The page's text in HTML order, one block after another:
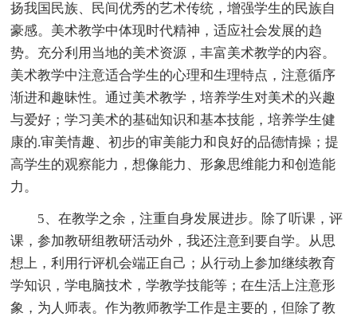
扬我国民族、民间优秀的艺术传统，增强学生的民族自
豪感。美术教学中体现时代精神，适应社会发展的趋
势。充分利用当地的美术资源，丰富美术教学的内容。
美术教学中注意适合学生的心理和生理特点，注意循序
渐进和趣昧性。通过美术教学，培养学生对美术的兴趣
与爱好；学习美术的基础知识和基本技能，培养学生健
康的.审美情趣、初步的审美能力和良好的品德情操；提
高学生的观察能力，想像能力、形象思维能力和创造能
力。
5、在教学之余，注重自身发展进步。除了听课，评
课，参加教研组教研活动外，我还注意到要自学。从思
想上，利用行评机会端正自己；从行动上参加继续教育
学知识，学电脑技术，学教学技能等；在生活上注意形
象，为人师表。作为教师教学工作是主要的，但除了教